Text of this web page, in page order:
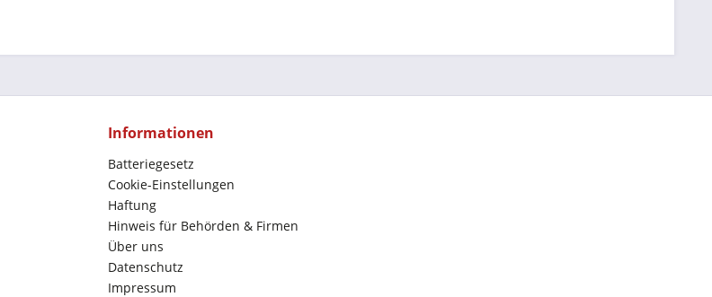
Informationen
Batteriegesetz
Cookie-Einstellungen
Haftung
Hinweis für Behörden & Firmen
Über uns
Datenschutz
Impressum